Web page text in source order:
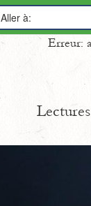
Aller à:
Erreur: